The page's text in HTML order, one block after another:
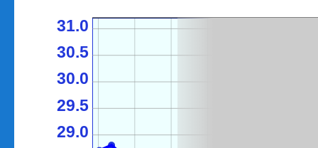
29.0
29.5
30.0
30.5
31.0